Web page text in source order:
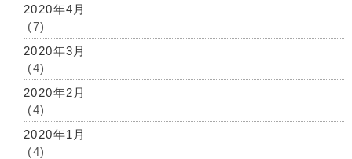
2020年4月
(7)
2020年3月
(4)
2020年2月
(4)
2020年1月
(4)